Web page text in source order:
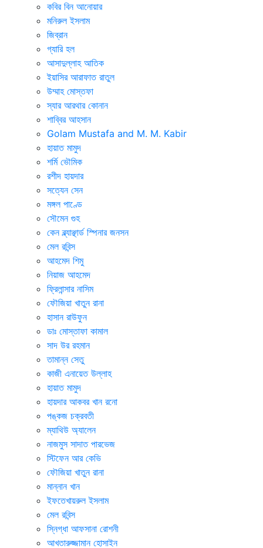
কবির বিন আনোয়ার
মনিরুল ইসলাম
জিব্রান
গ্যারি হল
আসাদুল্লাহ আতিক
ইয়াসির আরাফাত রাতুল
উম্মাহ মোস্তফা
স্যার আরথার কোনান
শাব্বির আহসান
Golam Mustafa and M. M. Kabir
হায়াত মামুদ
শর্মি ভৌমিক
রশীদ হায়দার
সত্যেন সেন
মঙ্গল পাণ্ডে
সৌমেন গুহ
কেন ব্ল্যাঞ্ছার্ড স্পিনার জনসন
মেল রবিন্স
আহমেদ শিমু
নিয়াজ আহমেদ
ফ্রিলান্সার নাসিম
ফৌজিয়া খাতুন রানা
হাসান রাউফুন
ডাঃ মোস্তাফা কামাল
সাদ উর রহমান
তামান্ন সেতু
কাজী এনায়েত উল্লাহ
হায়াত মামুদ
হায়দার আকবর খান রনো
পঙ্কজ চক্রবতী
ম্যাথিউ অ্যালেন
নাজমুস সাদাত পারভেজ
স্টিফেন আর কেভি
ফৌজিয়া খাতুন রানা
মান্নান খান
ইফতেখায়রুল ইসলাম
মেল রবিন্স
স্নিগ্ধা আফসানা রোশনী
আখতারুজ্জামান হোসাইন